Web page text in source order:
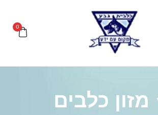
0
מזון כלבים